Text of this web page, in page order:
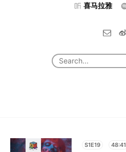
喜马拉雅
S1E19 48:41